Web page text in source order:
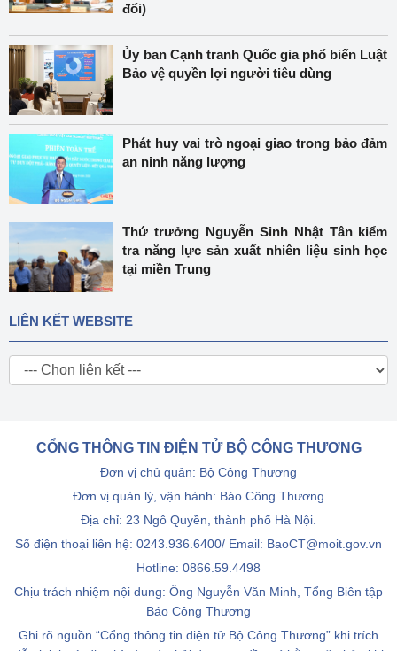
đổi)
Ủy ban Cạnh tranh Quốc gia phổ biến Luật
Bảo vệ quyền lợi người tiêu dùng
Phát huy vai trò ngoại giao trong bảo đảm
an ninh năng lượng
Thứ trưởng Nguyễn Sinh Nhật Tân kiểm
tra năng lực sản xuất nhiên liệu sinh học
tại miền Trung
LIÊN KẾT WEBSITE
CỔNG THÔNG TIN ĐIỆN TỬ BỘ CÔNG THƯƠNG
Đơn vị chủ quản: Bộ Công Thương
Đơn vị quản lý, vận hành: Báo Công Thương
Địa chỉ: 23 Ngô Quyền, thành phố Hà Nội.
Số điện thoại liên hệ: 0243.936.6400/ Email: BaoCT@moit.gov.vn
Hotline: 0866.59.4498
Chịu trách nhiệm nội dung: Ông Nguyễn Văn Minh, Tổng Biên tập
Báo Công Thương
Ghi rõ nguồn “Cổng thông tin điện tử Bộ Công Thương” khi trích